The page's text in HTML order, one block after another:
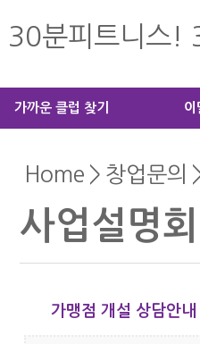
가까운 클럽 찾기 이
Home > 창업문의
사업설명
가맹점 개설 상담안내